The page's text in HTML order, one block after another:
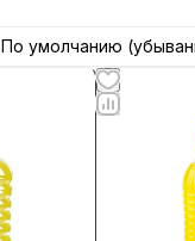
По умолчанию